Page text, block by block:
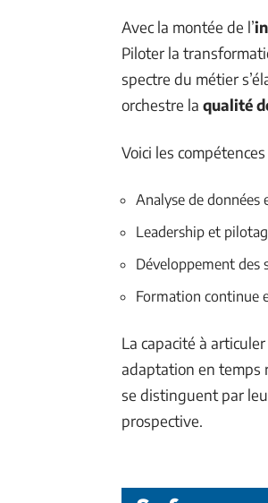
Avec la montée de l’
Piloter la
spectre du métier
orchestre la qualité
Voici les
Analyse de données
Leadership et
Développement des
Formation continue
La capacité à articuler
adaptation en temps
se distinguent par
prospective.